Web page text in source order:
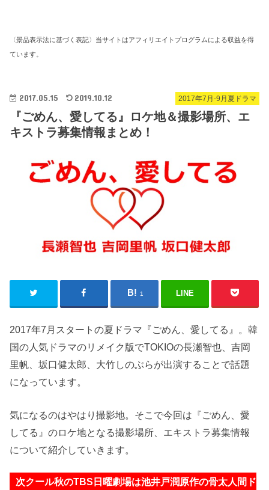
〈景品表示法に基づく表記〉当サイトはアフィリエイトプログラムによる収益を得
ています。
2017年7月-9月夏ドラマ
2017.05.15 2019.10.12
『ごめん、愛してる』ロケ地＆撮影場所、エ
キストラ募集情報まとめ！
1 LINE
2017年7月スタートの夏ドラマ『ごめん、愛してる』。韓
国の人気ドラマのリメイク版でTOKIOの長瀬智也、吉岡
里帆、坂口健太郎、大竹しのぶらが出演することで話題
になっています。
気になるのはやはり撮影地。そこで今回は『ごめん、愛
してる』のロケ地となる撮影場所、エキストラ募集情報
について紹介していきます。
次クール秋のTBS日曜劇場は池井戸潤原作の骨太人間ド